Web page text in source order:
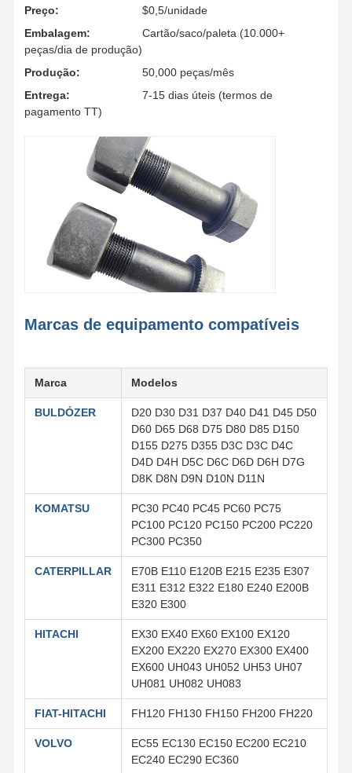
Bordo de dente de balde
Para o transporte de veículos a motor
Parafuso da sapata da trilha
Preço:
$0,5/unidade
Embalagem:
Cartão/saco/paleta (10.000+
peças/dia de produção)
Produção:
50,000 peças/mês
Entrega:
7-15 dias úteis (termos de
pagamento TT)
Marcas de equipamento compatíveis
Marca Modelos
BULDÓZER
D20 D30 D31 D37 D40 D41 D45 D50
D60 D65 D68 D75 D80 D85 D150
D155 D275 D355 D3C D3C D4C
D4D D4H D5C D6C D6D D6H D7G
D8K D8N D9N D10N D11N
KOMATSU
PC30 PC40 PC45 PC60 PC75
PC100 PC120 PC150 PC200 PC220
PC300 PC350
CATERPILLAR
E70B E110 E120B E215 E235 E307
E311 E312 E322 E180 E240 E200B
E320 E300
HITACHI
EX30 EX40 EX60 EX100 EX120
EX200 EX220 EX270 EX300 EX400
EX600 UH043 UH052 UH53 UH07
UH081 UH082 UH083
FIAT-HITACHI FH120 FH130 FH150 FH200 FH220
VOLVO
EC55 EC130 EC150 EC200 EC210
EC240 EC290 EC360